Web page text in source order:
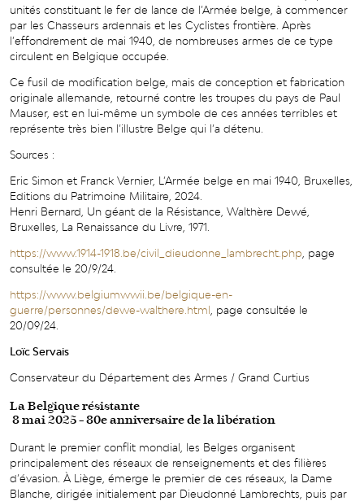
unités constituant le fer de lance de l’Armée belge, à commencer
par les Chasseurs ardennais et les Cyclistes frontière. Après
l’effondrement de mai 1940, de nombreuses armes de ce type
circulent en Belgique occupée.
Ce fusil de modification belge, mais de conception et fabrication
originale allemande, retourné contre les troupes du pays de Paul
Mauser, est en lui-même un symbole de ces années terribles et
représente très bien l’illustre Belge qui l’a détenu.
Sources :
Eric Simon et Franck Vernier, L’Armée belge en mai 1940, Bruxelles,
Editions du Patrimoine Militaire, 2024.
Henri Bernard, Un géant de la Résistance, Walthère Dewé,
Bruxelles, La Renaissance du Livre, 1971.
https://www.1914-1918.be/civil_dieudonne_lambrecht.php, page
consultée le 20/9/24.
https://www.belgiumwwii.be/belgique-en-
guerre/personnes/dewe-walthere.html, page consultée le
20/09/24.
Loïc Servais
Conservateur du Département des Armes / Grand Curtius
La Belgique résistante
8 mai 2025 - 80e anniversaire de la libération
Durant le premier conflit mondial, les Belges organisent
principalement des réseaux de renseignements et des filières
d’évasion. À Liège, émerge le premier de ces réseaux, la Dame
Blanche, dirigée initialement par Dieudonné Lambrechts, puis par